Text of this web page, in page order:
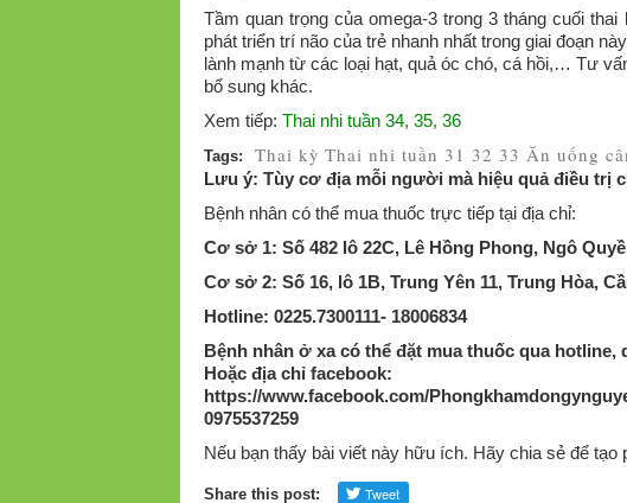
Tầm quan trọng của omega-3 trong 3 tháng cuối
phát triển trí não của trẻ nhanh nhất trong giai đoạn
lành mạnh từ các loại hạt, quả óc chó, cá hồi,… Tư
bổ sung khác.
Xem tiếp: Thai nhi tuần 34, 35, 36
Tags: Thai kỳ Thai nhi tuần 31 32 33 Ăn uống
Lưu ý: Tùy cơ địa mỗi người mà hiệu quả điều trị
Bệnh nhân có thể mua thuốc trực tiếp tại địa chỉ:
Cơ sở 1: Số 482 lô 22C, Lê Hồng Phong, Ngô
Cơ sở 2: Số 16, lô 1B, Trung Yên 11, Trung Hòa,
Hotline: 0225.7300111- 18006834
Bệnh nhân ở xa có thể đặt mua thuốc qua hotline,
Hoặc địa chỉ facebook:
https://www.facebook.com/
0975537259
Nếu bạn thấy bài viết này hữu ích. Hãy chia sẻ để
Share this post: